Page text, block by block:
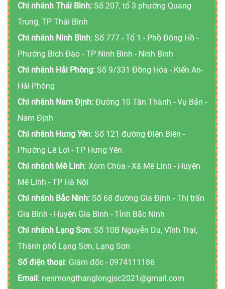
Chi nhánh Thái Bình: Số 207, tổ 3 phường Quang
Trung, TP Thái Bình
Chi nhánh Ninh Bình: Số 777 - Tổ 1 - Phồ Đông Hồ -
Phường Bích Đào - TP Ninh Bình - Ninh Bình
Chi nhánh Hải Phòng: Số 9/331 Đồng Hóa - Kiến An-
Hải Phòng
Chi nhánh Nam Định: Đường 10 Tân Thành - Vụ Bản -
Nam Định
Chi nhánh Hưng Yên: Số 121 đường Điện Biên -
Phường Lê Lợi - TP Hưng Yên
Chi nhánh Mê Linh: Xóm Chùa - Xã Mê Linh - Huyện
Mê Linh - TP Hà Nội
Chi nhánh Bắc Ninh: Số 68 đường Gia Định - Thị trấn
Gia Bình - Huyện Gia Bình - Tỉnh Bắc Ninh
Chi nhánh Lạng Sơn: Số 10B Nguyễn Du, Vĩnh Trại,
Thành phố Lạng Sơn, Lạng Sơn
Số điện thoại: Giám đốc - 0974111186
Email: nenmongthanglongjsc2021@gmail.com